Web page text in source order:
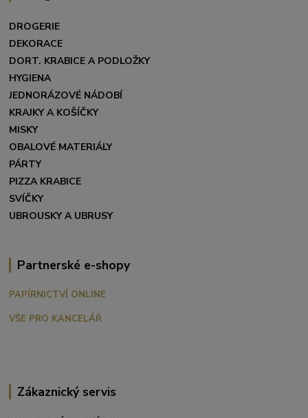
DROGERIE
DEKORACE
DORT. KRABICE A PODLOŽKY
HYGIENA
JEDNORÁZOVÉ NÁDOBÍ
KRAJKY A KOŠÍČKY
MISKY
OBALOVÉ MATERIÁLY
PÁRTY
PIZZA KRABICE
SVÍČKY
UBROUSKY A UBRUSY
Partnerské e-shopy
PAPÍRNICTVÍ ONLINE
VŠE PRO KANCELÁŘ
Zákaznický servis